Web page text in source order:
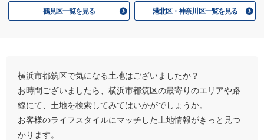
鶴見区一覧を見る 港北区・神奈川区一覧を見る
横浜市都筑区で気になる土地はございましたか？
お時間ございましたら、横浜市都筑区の最寄りのエリアや路
線にて、土地を検索してみてはいかがでしょうか。
お客様のライフスタイルにマッチした土地情報がきっと見つ
かります。